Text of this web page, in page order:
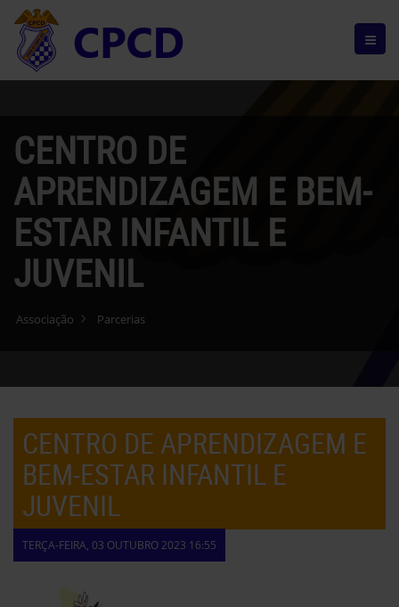
CENTRO DE
APRENDIZAGEM E BEM-
ESTAR INFANTIL E
JUVENIL
Associação Parcerias
CENTRO DE APRENDIZAGEM E
BEM-ESTAR INFANTIL E
JUVENIL
TERÇA-FEIRA, 03 OUTUBRO 2023 16:55